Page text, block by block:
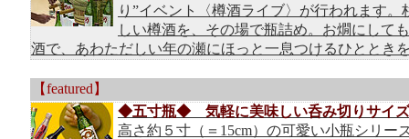
り”イベント〈樽酒ライブ〉が行われます。
しい樽酒を、その場で瓶詰め。お燗にして
酒で、あわただしい年の瀬にほっと一息つけるひととき
【featured】
◆五寸瓶◆ 気軽に美味しい呑み切りサイ
高さ約５寸（＝15cm）の可愛い小瓶シリー